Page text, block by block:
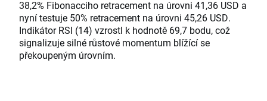
38,2% Fibonacciho retracement na úrovni 41,36 USD a
nyní testuje 50% retracement na úrovni 45,26 USD.
Indikátor RSI (14) vzrostl k hodnotě 69,7 bodu, což
signalizuje silné růstové momentum blížící se
překoupeným úrovním.